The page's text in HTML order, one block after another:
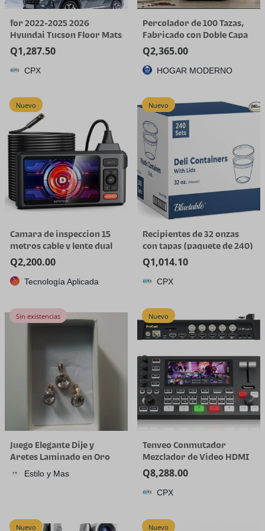
for 2022-2025 2026
Hyundai Tucson Floor Mats
(Gas Models Only) | All-
Weather TPE Car Mats &
Cargo Liner, Custom Fit for
Q1,287.50
CPX
Percolador de 100 Tazas,
Fabricado con Doble Capa
de Acero Inoxidable
Q2,365.00
HOGAR MODERNO
Nuevo
Camara de inspeccion 15
metros cable y lente dual
Q2,200.00
Tecnología Aplicada
Nuevo
Recipientes de 32 onzas
con tapas (paquete de 240)
a granel – Recipiente de
plástico de cuarto de galón
con tapa, desechable, 32
alimentos, recipiente alto
Q1,014.10
CPX
Sin existencias
Juego Elegante Dije y
Aretes Laminado en Oro
Estilo y Mas
Nuevo
Tenveo Conmutador
Mezclador de Video HDMI
4K60FPS, 4*SDI & 4*HDMI
Entrada, Conmutador de
Transmisión en Vivo de 5
1080P60FPS, Grabación de
Q8,288.00
CPX
Nuevo Nuevo